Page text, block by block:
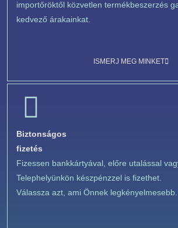
importőröktől közvetlen termékbeszerzés
kedvező árakainkat.
ISMERJ MEG MINKET
Biztonságos
fizetés
Fizessen bankkártyával, előre utalással
Telephelyünkön készpénzzel is fizethet.
Válassza azt, ami Önnek legkényelmesebb.